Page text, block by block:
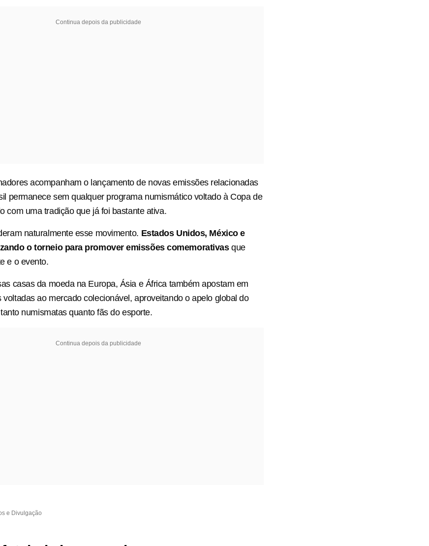
Continua depois da publicidade
acompanham o lançamento de novas emissões relacionadas
permanece sem qualquer programa numismático voltado à Copa de
com uma tradição que já foi bastante ativa.
naturalmente esse movimento. Estados Unidos, México e
o torneio para promover emissões comemorativasque
e o evento.
casas da moeda na Europa, Ásia e África também apostam em
voltadas ao mercado colecionável, aproveitando o apelo global do
numismatas quanto fãs do esporte.
Continua depois da publicidade
e Divulgação